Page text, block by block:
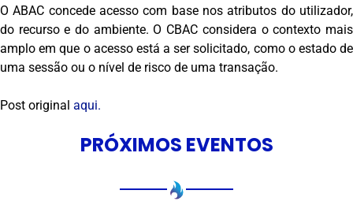
O ABAC concede acesso com base nos atributos do utilizador,
do recurso e do ambiente. O CBAC considera o contexto mais
amplo em que o acesso está a ser solicitado, como o estado de
uma sessão ou o nível de risco de uma transação.
Post original aqui.
PRÓXIMOS EVENTOS